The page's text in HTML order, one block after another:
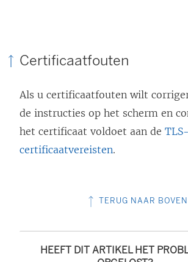
Certificaatfouten
Als u certificaatfouten wilt
de instructies op het scherm en
het certificaat voldoet aan de TLS-
certificaatvereisten.
TERUG NAAR BOVEN
HEEFT DIT ARTIKEL HET